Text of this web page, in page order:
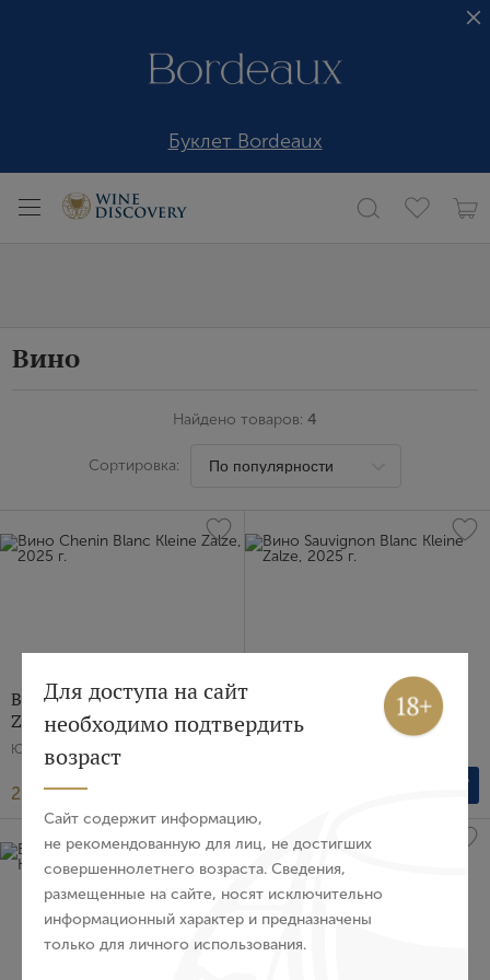
Буклет Bordeaux
Вино
Найдено товаров: 4
Сортировка:
Вино Chenin Blanc Kleine
Zalze, 2025 г.
ЮАР, Белое, Сухое, 0.75 л
2 139 ₽
Вино Sauvignon Blanc
Kleine Zalze, 2025 г.
Для доступа на сайт
необходимо подтвердить
возраст
Сайт содержит информацию,
не рекомендованную для лиц, не достигших
совершеннолетнего возраста. Сведения,
размещенные на сайте, носят исключительно
информационный характер и предназначены
только для личного использования.
Вход Регистрация
Пароль
Войти